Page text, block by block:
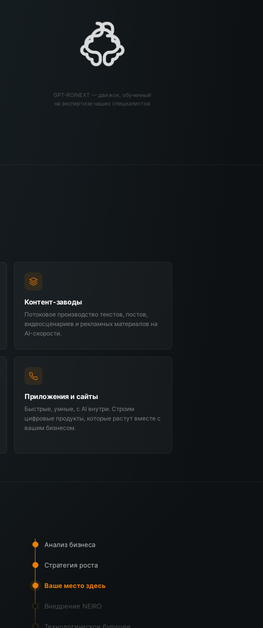
GPT-ROINEXT — движок, обученный
на экспертизе наших специалистов
Контент-заводы
Потоковое производство текстов, постов,
видеосценариев и рекламных материалов на
AI-скорости.
Приложения и сайты
Быстрые, умные, с AI внутри. Строим
цифровые продукты, которые растут вместе с
вашим бизнесом.
Анализ бизнеса
Стратегия роста
Ваше место здесь
Внедрение NEIRO
Технологическое будущее